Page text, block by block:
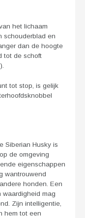
het lichaam
schouderblad en
dan de hoogte
tot de schoft
tot stop, is gelijk
Siberian Husky is
de omgeving
eigenschappen
wantrouwend
honden. Een
waardigheid mag
Zijn intelligentie,
hem tot een